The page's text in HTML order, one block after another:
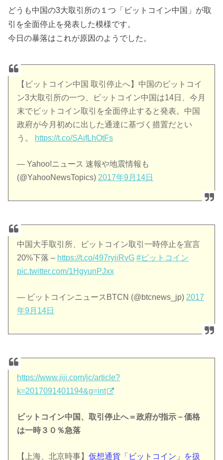
どうも中国の3大取引所の１つ「ビットコイン中国」が取
引を全面停止を発表した模様です。
今日の暴落はこれが原因のようでした。
【ビットコイン中国 取引停止へ】中国のビットコイ
ン3大取引所の一つ、ビットコイン中国は14日、今月
末でビットコイン取引を全面停止すると発表。中国
政府が今月初めに出した通達に基づく措置だとい
う。
https://t.co/SAifLhOtFs
— Yahoo!ニュース 速報や地震情報も
(@YahooNewsTopics) 2017年9月14日
中国大手取引所、ビットコイン取引一時停止を宣言
20%下落 – https://t.co/497ryiiRvG #ビットコイン
pic.twitter.com/1HgyunPJxx
— ビットコインニュースBTCN (@btcnews_jp) 2017
年9月14日
https://www.jiji.com/jc/article?
k=2017091401194&g=int
ビットコイン中国、取引停止へ＝政府が指示－価格
は一時３０％急落
【上海、北京時事】仮想通貨「ビットコイン」を扱